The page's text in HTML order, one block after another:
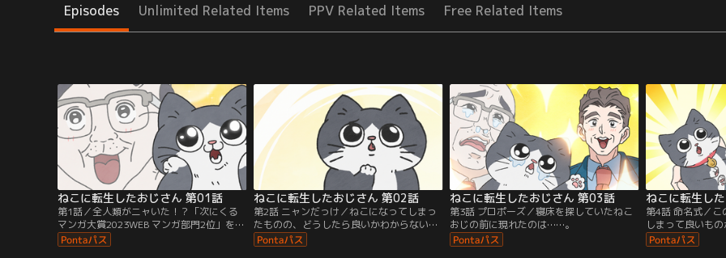
Episodes Unlimited Related Items PPV Related Items Free Related Items
ねこに転生したおじさん 第01話
第1話／全人類がニャいた！？「次にくる
マンガ大賞2023WEB マンガ部門2位」を受
賞した話題のSNSマンガ、ついにTVアニメ
化！ごく普通のサラリーマンだったのに、
ねこに転生したおじさん 第02話
第2話 ニャンだっけ／ねこになってしまっ
たものの、どうしたら良いかわからないお
じさんだったが……。
ねこに転生したおじさん 第03話
第3話 プロポーズ／寝床を探していたねこ
おじの前に現れたのは……。
ねこに転生し
第4話 命名式／
しまって良いも
ったが……。